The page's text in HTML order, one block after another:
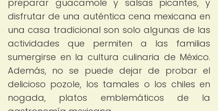
preparar guacamole y salsas picantes, y
disfrutar de una auténtica cena mexicana en
una casa tradicional son solo algunas de las
actividades que permiten a las familias
sumergirse en la cultura culinaria de México.
Además, no se puede dejar de probar el
delicioso pozole, los tamales o los chiles en
nogada, platos emblemáticos de la